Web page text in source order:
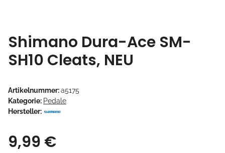
Shimano Dura-Ace SM-
SH10 Cleats, NEU
Artikelnummer:a5175
Kategorie: Pedale
Hersteller:
9,99 €